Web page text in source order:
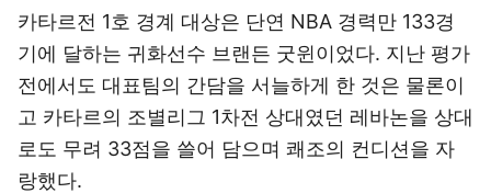
카타르전 1호 경계 대상은 단연 NBA 경력만 133경
기에 달하는 귀화선수 브랜든 굿윈이었다. 지난 평가
전에서도 대표팀의 간담을 서늘하게 한 것은 물론이
고 카타르의 조별리그 1차전 상대였던 레바논을 상대
로도 무려 33점을 쓸어 담으며 쾌조의 컨디션을 자
랑했다.